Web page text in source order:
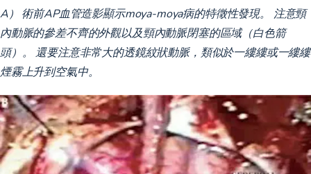
A） 術前AP血管造影顯示moya-moya病的特徵性發現。 注意頸
內動脈的參差不齊的外觀以及頸內動脈閉塞的區域（白色箭
頭）。 還要注意非常大的透鏡紋狀動脈，類似於一縷縷或一縷縷
煙霧上升到空氣中。